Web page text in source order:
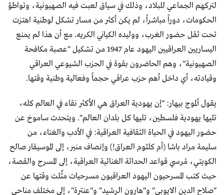
لتركهم الجماعي للبلاد، وذلك في سياق لعبت فيه الصهيونية، وتواطؤ
الحكومات، دوراً مباشراً، لم يكن أكثر من مسار تشكل لوطنية اهتزت
تحت ثقل حضور الغرب، ووليده الكياني الكريه. مع أن هذا لم يمنع
اليساريين العراقيين اليهود عام 1947 من تشكيل "عصبة مكافحة
الصهيونية"، وهم الحاضرون بقوة في الحزب الشيوعي العراقي
وقيادته، أي داخل أهم حزب عراقي حجماً وفعالية وطنية وقتها.
يقول ألموج بيهار: "إن يهودية العراق هي الأكثر نقاء في العالم كله،
تليها يهودية فلسطين، تليها كل بلدان العالم". ويتحدث ساموخ عن
حضور اليهود في الحياة الثقافية العراقية: في الأدب والغناء، من
سليمة مراد باشا (أم كلثوم العراق!) وإنصاف منير، إلى الموسيقار صالح
الكويتي، مُرسي قواعد الحداثة الغنائية العراقية، إلى المسرح والقصة،
حيث كتب المسرحيون اليهود العراقيون مسرحيات مثِّلت وقتها عن
"صلاح الدين الايوبي" و"هارون الرشيد" و"عنترة"، إلى مختلف مناحي